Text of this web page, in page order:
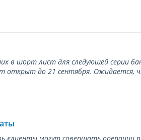
в шорт лист для следующей серии
открыт до 21 сентября. Ожидается,